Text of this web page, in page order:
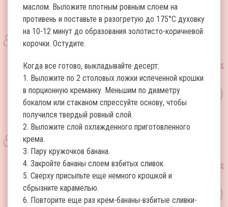
маслом. Выложите плотным ровным слоем на
противень и поставьте в разогретую до 175°С духовку
на 10-12 минут до образования золотисто-коричневой
корочки. Остудите.
Когда все готово, выкладывайте десерт:
1. Выложите по 2 столовых ложки испеченной крошки
в порционную креманку. Меньшим по диаметру
бокалом или стаканом спрессуйте основу, чтобы
получился твердый ровный слой.
2. Выложите слой охлажденного приготовленного
крема.
3. Пару кружочков банана.
4. Закройте бананы слоем взбитых сливок.
5. Сверху присыпьте еще немного крошкой и
сбрызните карамелью.
6. Повторите еще раз крем-бананы-взбитые сливки-